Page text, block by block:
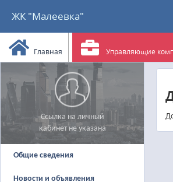
ЖК "Малеевка"
Главная Управляющие
Ссылка на личный
кабинет не указана
Общие сведения
Новости и объявления